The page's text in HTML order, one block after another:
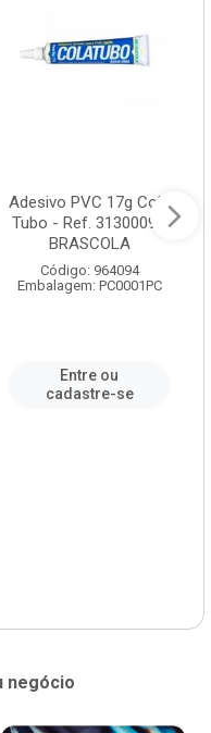
Adesivo PVC 17g Cola
Tubo - Ref. 3130009 -
BRASCOLA
Código: 964094
Embalagem: PC0001PC
Entre ou
cadastre-se
negócio